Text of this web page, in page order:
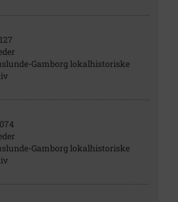
Gamborg lokalhistoriske
Gamborg lokalhistoriske